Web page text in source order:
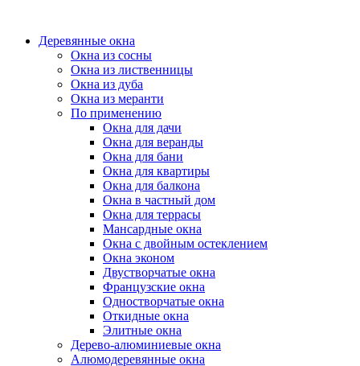
Деревянные окна
Окна из сосны
Окна из лиственницы
Окна из дуба
Окна из меранти
По применению
Окна для дачи
Окна для веранды
Окна для бани
Окна для квартиры
Окна для балкона
Окна в частный дом
Окна для террасы
Мансардные окна
Окна с двойным остеклением
Окна эконом
Двустворчатые окна
Французские окна
Одностворчатые окна
Откидные окна
Элитные окна
Дерево-алюминиевые окна
Алюмодеревянные окна